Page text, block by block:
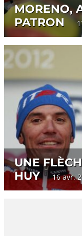
MORENO,
PATRON
UNE
HUY
16 avr.